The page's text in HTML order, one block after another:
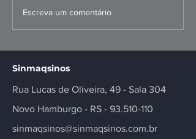
Convenções Coletivas
dos Metalúrgicos
Escreva um comentário
Sinmaqsinos
Rua Lucas de Oliveira, 49 - Sala 304
Novo Hamburgo - RS - 93.510-110
sinmaqsinos@sinmaqsinos.com.br